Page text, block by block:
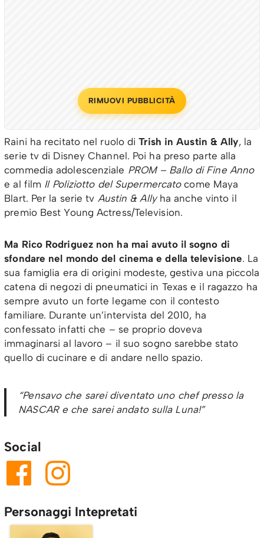
RIMUOVI PUBBLICITÀ
Raini ha recitato nel ruolo diTrish in Austin & Ally, la
serie tv di Disney Channel. Poi ha preso parte alla
commedia adolescenziale PROM – Ballo di Fine Anno
e al film Il Poliziotto del Supermercatocome Maya
Blart. Per la serie tv Austin & Allyha anche vinto il
premio Best Young Actress/Television.
Ma Rico Rodriguez non ha mai avuto il sogno di
sfondare nel mondo del cinema e della televisione. La
sua famiglia era di origini modeste, gestiva una piccola
catena di negozi di pneumatici in Texas e il ragazzo ha
sempre avuto un forte legame con il contesto
familiare. Durante un’intervista del 2010, ha
confessato infatti che – se proprio doveva
immaginarsi al lavoro – il suo sogno sarebbe stato
quello di cucinare e di andare nello spazio.
“Pensavo che sarei diventato uno chef presso la
NASCAR e che sarei andato sulla Luna!”
Social
Personaggi Intepretati